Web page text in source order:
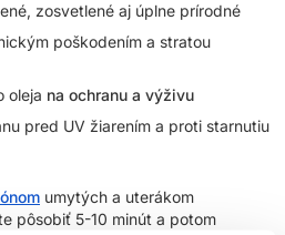
zosvetlené aj úplne prírodné
poškodením a stratou
oleja na ochranu a výživu
pred UV žiarením a proti starnutiu
umytých a uterákom
pôsobiť 5-10 minút a potom